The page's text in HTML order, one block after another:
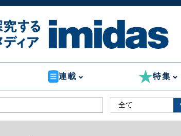
連載 特集